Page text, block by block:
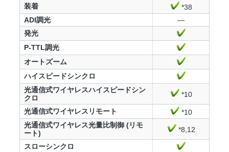
装着
*38
ADI調光
—
発光
P-TTL調光
オートズーム
ハイスピードシンクロ
光通信式ワイヤレスハイスピードシン
クロ
*10
光通信式ワイヤレスリモート
*10
光通信式ワイヤレス光量比制御 (リモ
ート)
*8,12
スローシンクロ